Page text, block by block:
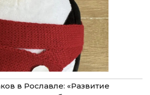
в Рославле: «Развитие